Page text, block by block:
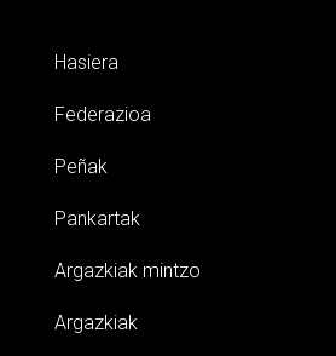
Hasiera
Federazioa
Peñak
Pankartak
Argazkiak mintzo
Argazkiak